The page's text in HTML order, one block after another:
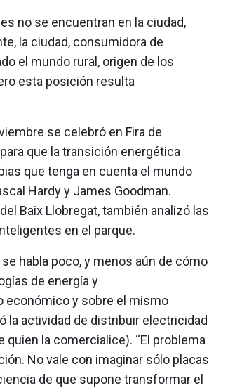
no se encuentran en la ciudad,
la ciudad, consumidora de
el mundo rural, origen de los
esta posición resulta
se celebró en Fira de
que la transición energética
que tenga en cuenta el mundo
Hardy y James Goodman.
Baix Llobregat, también analizó las
en el parque.
habla poco, y menos aún de cómo
de energía y
económico y sobre el mismo
la actividad de distribuir electricidad
la comercialice). “El problema
No vale con imaginar sólo placas
de que supone transformar el